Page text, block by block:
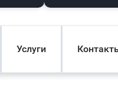
Услуги